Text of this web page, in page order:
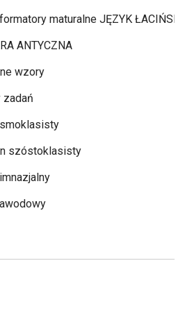
maturalne JĘZYK
ANTYCZNA
wzory
zadań
szóstoklasisty